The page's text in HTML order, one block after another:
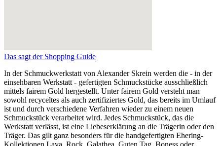
Das sagt der Shopping Guide
In der Schmuckwerkstatt von Alexander Skrein werden die - in der
einsehbaren Werkstatt - gefertigten Schmuckstücke ausschließlich
mittels fairem Gold hergestellt. Unter fairem Gold versteht man
sowohl recyceltes als auch zertifiziertes Gold, das bereits im Umlauf
ist und durch verschiedene Verfahren wieder zu einem neuen
Schmuckstück verarbeitet wird. Jedes Schmuckstück, das die
Werkstatt verlässt, ist eine Liebeserklärung an die Trägerin oder den
Träger. Das gilt ganz besonders für die handgefertigten Ehering-